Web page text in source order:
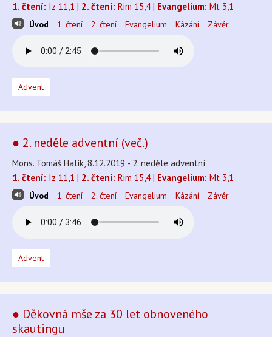
1. čtení: Iz 11,1 | 2. čtení: Rim 15,4 | Evangelium: Mt 3,1
Úvod 1. čtení 2. čtení Evangelium Kázání Závěr
Advent
● 2. neděle adventní (več.)
Mons. Tomáš Halík, 8.12.2019 - 2. neděle adventní
1. čtení: Iz 11,1 | 2. čtení: Rim 15,4 | Evangelium: Mt 3,1
Úvod 1. čtení 2. čtení Evangelium Kázání Závěr
Advent
● Děkovná mše za 30 let obnoveného
skautingu